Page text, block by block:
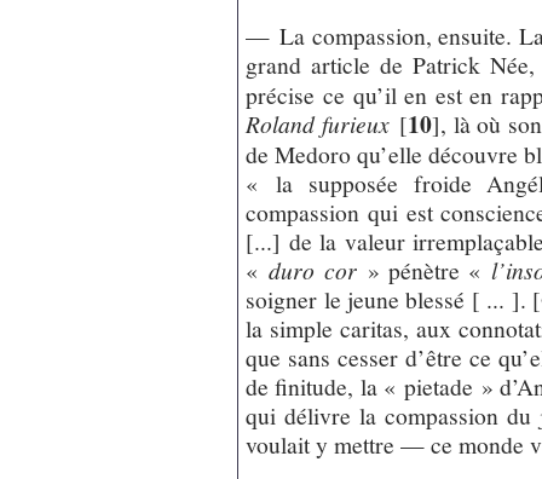
— La compassion, ensuite.
grand article de Patrick
précise ce qu’il en est en
Roland furieux [10], là où
de Medoro qu’elle découvre
« la supposée froide
compassion qui est
[...] de la valeur
«duro cor» pénètre «
soigner le jeune blessé [ ... ].
la simple caritas, aux
que sans cesser d’être ce
de finitude, la « pietade »
qui délivre la compassion du
voulait y mettre — ce monde